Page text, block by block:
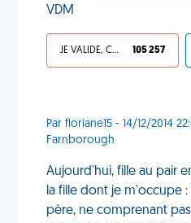
VDM
JE VALIDE, C'EST UNE VDM 105 257
Par floriane15 - 14/12/2014
Farnborough
Aujourd'hui, fille au pair
la fille dont je m'occupe :
père, ne comprenant